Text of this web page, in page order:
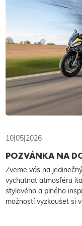
10|05|2026
POZVÁNKA NA
Zveme vás na
vychutnat atmosféru
stylového a plného
možností vyzkoušet si